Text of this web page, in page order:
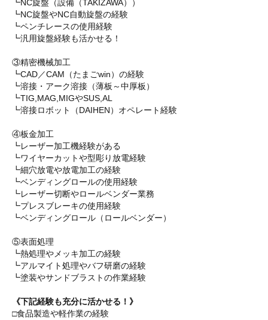
┗NC旋盤（設備（TAKIZAWA））
┗NC旋盤やNC自動旋盤の経験
┗ペンチレースの使用経験
┗汎用旋盤経験も活かせる！
③精密機械加工
┗CAD／CAM（たまごwin）の経験
┗溶接・アーク溶接（薄板～中厚板）
┗TIG,MAG,MIGやSUS,AL
┗溶接ロボット（DAIHEN）オペレート経験
④板金加工
┗レーザー加工機経験がある
┗ワイヤーカットや型彫り放電経験
┗細穴放電や放電加工の経験
┗ベンディングロールの使用経験
┗レーザー切断やロールベンダー業務
┗プレスブレーキの使用経験
┗ベンディングロール（ロールベンダー）
⑤表面処理
┗熱処理やメッキ加工の経験
┗アルマイト処理やバフ研磨の経験
┗塗装やサンドブラストの作業経験
《下記経験も充分に活かせる！》
□食品製造や軽作業の経験